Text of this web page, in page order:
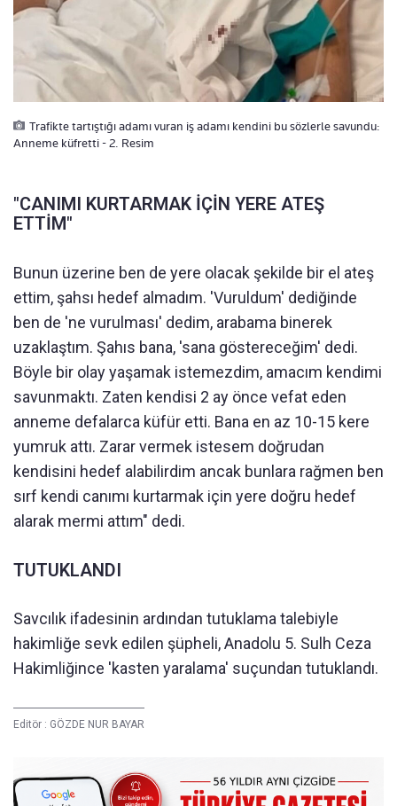
Trafikte tartıştığı adamı vuran iş adamı kendini bu sözlerle savundu:
Anneme küfretti - 2. Resim
"CANIMI KURTARMAK İÇİN YERE ATEŞ
ETTİM"
Bunun üzerine ben de yere olacak şekilde bir el ateş
ettim, şahsı hedef almadım. 'Vuruldum' dediğinde
ben de 'ne vurulması' dedim, arabama binerek
uzaklaştım. Şahıs bana, 'sana göstereceğim' dedi.
Böyle bir olay yaşamak istemezdim, amacım kendimi
savunmaktı. Zaten kendisi 2 ay önce vefat eden
anneme defalarca küfür etti. Bana en az 10-15 kere
yumruk attı. Zarar vermek istesem doğrudan
kendisini hedef alabilirdim ancak bunlara rağmen ben
sırf kendi canımı kurtarmak için yere doğru hedef
alarak mermi attım" dedi.
TUTUKLANDI
Savcılık ifadesinin ardından tutuklama talebiyle
hakimliğe sevk edilen şüpheli, Anadolu 5. Sulh Ceza
Hakimliğince 'kasten yaralama' suçundan tutuklandı.
Editör : GÖZDE NUR BAYAR